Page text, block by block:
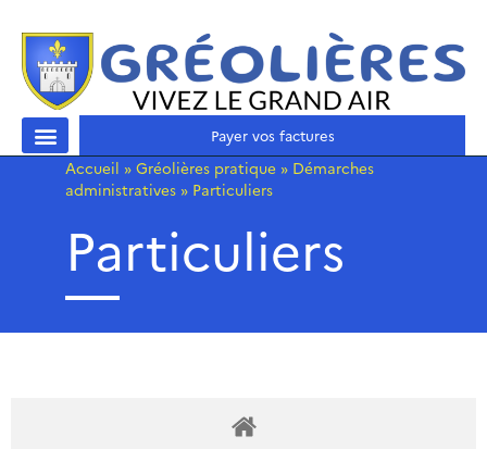
Payer vos factures
Accueil » Gréolières pratique » Démarches
administratives » Particuliers
Particuliers